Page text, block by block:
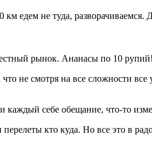
едем не туда,
рынок. Ананасы по 10
не смотря на все сложности
себе обещание, что-то
кто куда. Но все это в